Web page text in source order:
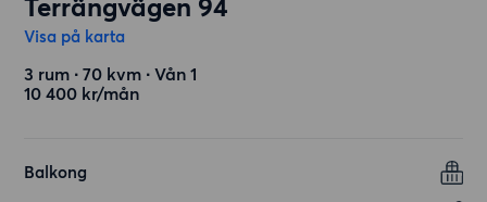
Terrängvägen 94
Visa på karta
3 rum ∙ 70 kvm ∙ Vån 1
10 400 kr/mån
Balkong